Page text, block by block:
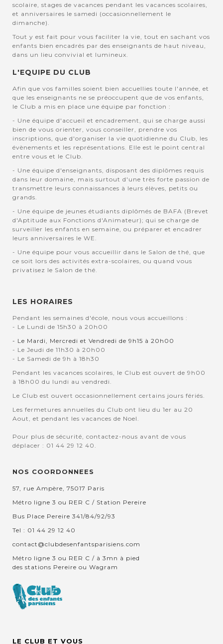
scolaire, stages de vacances pendant les vacances scolaires,
et anniversaires le samedi (occasionnellement le
dimanche).
Tout y est fait pour vous faciliter la vie, tout en sachant vos
enfants bien encadrés par des enseignants de haut niveau,
dans un lieu convivial et lumineux.
L'EQUIPE DU CLUB
Afin que vos familles soient bien accuellies toute l'année, et
que les enseignants ne se préoccupent que de vos enfants,
le Club a mis en place une équipe par fonction :
- Une équipe d'accueil et encadrement, qui se charge aussi
bien de vous orienter, vous conseiller, prendre vos
inscriptions, que d'organiser la vie quotidienne du Club, les
évènements et les représentations. Elle est le point central
entre vous et le Club.
- Une équipe d'enseignants, disposant des diplômes requis
dans leur domaine, mais surtout d'une très forte passion de
transmettre leurs connaissances à leurs élèves, petits ou
grands.
- Une équipe de jeunes étudiants diplômés de BAFA (Brevet
d'Aptitude aux Fonctions d'Animateur); qui se charge de
surveiller les enfants en semaine, ou préparer et encadrer
leurs anniversaires le WE.
- Une équipe pour vous accueillir dans le Salon de thé, que
ce soit lors des activités extra-scolaires, ou quand vous
privatisez le Salon de thé.
LES HORAIRES
Pendant les semaines d'école, nous vous accueillons :
- Le Lundi de 15h30 à 20h00
- Le Mardi, Mercredi et Vendredi de 9h15 à 20h00
- Le Jeudi de 11h30 à 20h00
- Le Samedi de 9h à 18h30
Pendant les vacances scolaires, le Club est ouvert de 9h00
à 18h00 du lundi au vendredi.
Le Club est ouvert occasionnellement certains jours fériés.
Les fermetures annuelles du Club ont lieu du 1er au 20
Aout, et pendant les vacances de Noel.
Pour plus de sécurité, contactez-nous avant de vous
déplacer : 01 44 29 12 40.
NOS COORDONNEES
57, rue Ampère, 75017 Paris
Métro ligne 3 ou RER C / Station Pereire
Bus Place Pereire 341/84/92/93
Tel : 01 44 29 12 40
contact@clubdesenfantsparisiens.com
Métro ligne 3 ou RER C / à 3mn à pied
des stations Pereire ou Wagram
LE CLUB ET VOUS